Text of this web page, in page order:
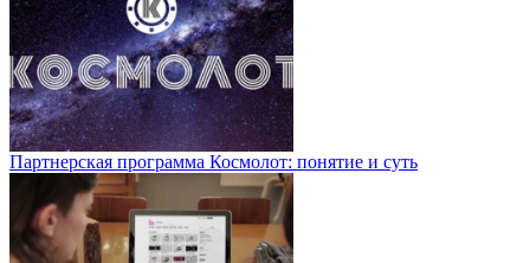
Партнерская программа Космолот: понятие и суть